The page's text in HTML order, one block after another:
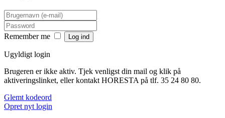
Remember me
Ugyldigt login
Brugeren er ikke aktiv. Tjek venligst din mail og klik på
aktiveringslinket, eller kontakt HORESTA på tlf. 35 24 80 80.
Glemt kodeord
Opret nyt login